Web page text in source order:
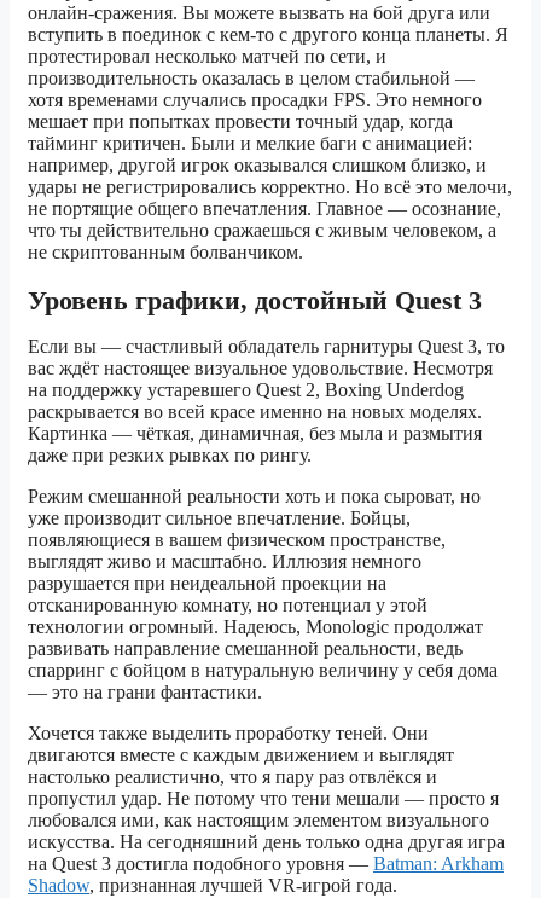
онлайн-сражения. Вы можете вызвать на бой друга или
вступить в поединок с кем-то с другого конца планеты. Я
протестировал несколько матчей по сети, и
производительность оказалась в целом стабильной —
хотя временами случались просадки FPS. Это немного
мешает при попытках провести точный удар, когда
тайминг критичен. Были и мелкие баги с анимацией:
например, другой игрок оказывался слишком близко, и
удары не регистрировались корректно. Но всё это мелочи,
не портящие общего впечатления. Главное — осознание,
что ты действительно сражаешься с живым человеком, а
не скриптованным болванчиком.
Уровень графики, достойный Quest 3
Если вы — счастливый обладатель гарнитуры Quest 3, то
вас ждёт настоящее визуальное удовольствие. Несмотря
на поддержку устаревшего Quest 2, Boxing Underdog
раскрывается во всей красе именно на новых моделях.
Картинка — чёткая, динамичная, без мыла и размытия
даже при резких рывках по рингу.
Режим смешанной реальности хоть и пока сыроват, но
уже производит сильное впечатление. Бойцы,
появляющиеся в вашем физическом пространстве,
выглядят живо и масштабно. Иллюзия немного
разрушается при неидеальной проекции на
отсканированную комнату, но потенциал у этой
технологии огромный. Надеюсь, Monologic продолжат
развивать направление смешанной реальности, ведь
спарринг с бойцом в натуральную величину у себя дома
— это на грани фантастики.
Хочется также выделить проработку теней. Они
двигаются вместе с каждым движением и выглядят
настолько реалистично, что я пару раз отвлёкся и
пропустил удар. Не потому что тени мешали — просто я
любовался ими, как настоящим элементом визуального
искусства. На сегодняшний день только одна другая игра
на Quest 3 достигла подобного уровня — Batman: Arkham
Shadow, признанная лучшей VR-игрой года.